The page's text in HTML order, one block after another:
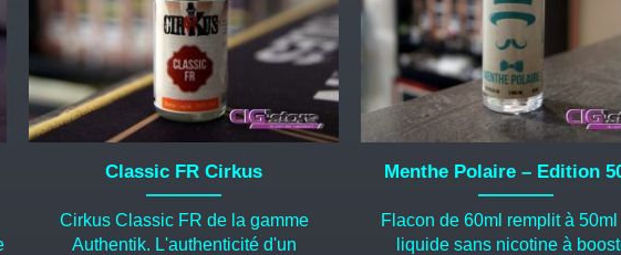
Classic FR Cirkus
Cirkus Classic FR de la gamme
Authentik. L'authenticité d'un
peuvent
être
choisies
sur
la
page
Menthe Polaire – Edition
Flacon de 60ml remplit à 50ml
liquide sans nicotine à